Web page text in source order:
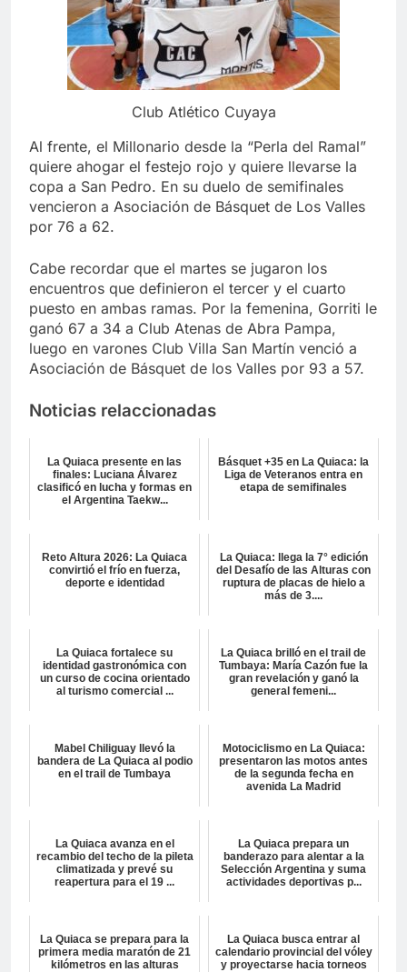
Club Atlético Cuyaya
Al frente, el Millonario desde la “Perla del Ramal”
quiere ahogar el festejo rojo y quiere llevarse la
copa a San Pedro. En su duelo de semifinales
vencieron a Asociación de Básquet de Los Valles
por 76 a 62.
Cabe recordar que el martes se jugaron los
encuentros que definieron el tercer y el cuarto
puesto en ambas ramas. Por la femenina, Gorriti le
ganó 67 a 34 a Club Atenas de Abra Pampa,
luego en varones Club Villa San Martín venció a
Asociación de Básquet de los Valles por 93 a 57.
Noticias relaccionadas
La Quiaca presente en las
finales: Luciana Álvarez
clasificó en lucha y formas en
el Argentina Taekw...
Básquet +35 en La Quiaca: la
Liga de Veteranos entra en
etapa de semifinales
Reto Altura 2026: La Quiaca
convirtió el frío en fuerza,
deporte e identidad
La Quiaca: llega la 7° edición
del Desafío de las Alturas con
ruptura de placas de hielo a
más de 3....
La Quiaca fortalece su
identidad gastronómica con
un curso de cocina orientado
al turismo comercial ...
La Quiaca brilló en el trail de
Tumbaya: María Cazón fue la
gran revelación y ganó la
general femeni...
Mabel Chiliguay llevó la
bandera de La Quiaca al podio
en el trail de Tumbaya
Motociclismo en La Quiaca:
presentaron las motos antes
de la segunda fecha en
avenida La Madrid
La Quiaca avanza en el
recambio del techo de la pileta
climatizada y prevé su
reapertura para el 19 ...
La Quiaca prepara un
banderazo para alentar a la
Selección Argentina y suma
actividades deportivas p...
La Quiaca se prepara para la
primera media maratón de 21
kilómetros en las alturas
La Quiaca busca entrar al
calendario provincial del vóley
y proyectarse hacia torneos